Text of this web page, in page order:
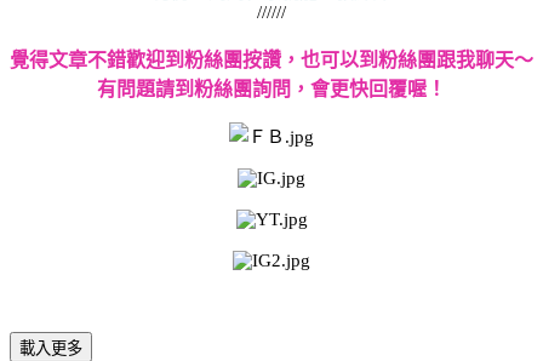
//////
覺得文章不錯歡迎到粉絲團按讚，也可以到粉絲團跟我聊天～
有問題請到粉絲團詢問，會更快回覆喔！
載入更多